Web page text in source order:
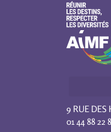
9 RUE DES
01 44 88 22